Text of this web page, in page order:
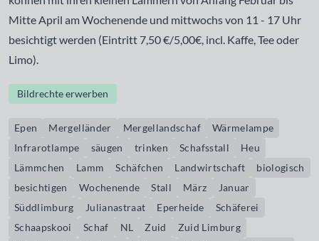
Mitte April am Wochenende und mittwochs von 11 - 17 Uhr
besichtigt werden (Eintritt 7,50 €/5,00€, incl. Kaffe, Tee oder
Limo).
Bildrechte erwerben
Epen Mergelländer Mergellandschaf
Wärmelampe
Infrarotlampe
säugen trinken Schafsstall
Heu
Lämmchen
Lamm Schäfchen Landwirtschaft
biologisch
besichtigen
Wochenende Stall März
Januar
Süddlimburg
Julianastraat Eperheide
Schäferei
Schaapskooi
Schaf NL Zuid
Zuid Limburg